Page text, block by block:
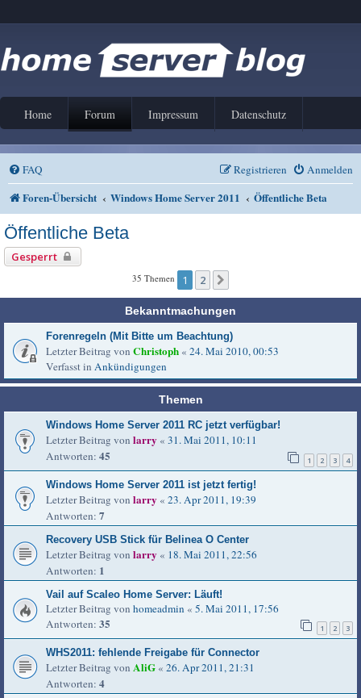
Home Forum Impressum Datenschutz
FAQ Anmelden
Registrieren
Foren-Übersicht Windows Home Server 2011 Öffentliche Beta
Öffentliche Beta
Gesperrt
35 Themen 1 2
Bekanntmachungen
Forenregeln (Mit Bitte um Beachtung)
Letzter Beitrag von Christoph « 24. Mai 2010, 00:53
Verfasst in Ankündigungen
Themen
Windows Home Server 2011 RC jetzt verfügbar!
Letzter Beitrag von larry « 31. Mai 2011, 10:11
Antworten: 45 1 2 3 4
Windows Home Server 2011 ist jetzt fertig!
Letzter Beitrag von larry « 23. Apr 2011, 19:39
Antworten: 7
Recovery USB Stick für Belinea O Center
Letzter Beitrag von larry « 18. Mai 2011, 22:56
Antworten: 1
Vail auf Scaleo Home Server: Läuft!
Letzter Beitrag von homeadmin « 5. Mai 2011, 17:56
Antworten: 35 1 2 3
WHS2011: fehlende Freigabe für Connector
Letzter Beitrag von AliG « 26. Apr 2011, 21:31
Antworten: 4